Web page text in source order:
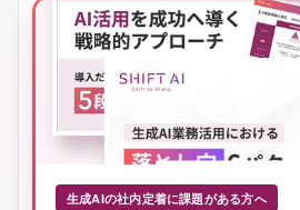
生成AIの社内定着に課題がある方へ